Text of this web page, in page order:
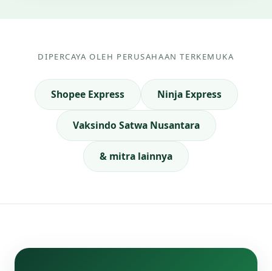
DIPERCAYA OLEH PERUSAHAAN TERKEMUKA
Shopee Express Ninja Express
Vaksindo Satwa Nusantara
& mitra lainnya